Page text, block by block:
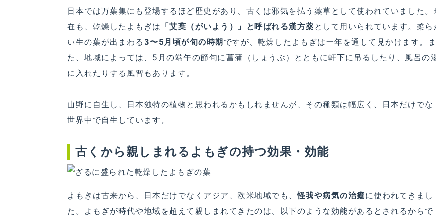
日本では万葉集にも登場するほど歴史があり、古くは邪気を払う薬草として使われていました。
在も、乾燥したよもぎは
「艾葉（がいよう）」と呼ばれる漢方薬 として用いられています。柔ら
い生の葉が出まわる 3〜5月頃が旬の時期ですが、乾燥したよもぎは一年を通して見かけます。ま
た、地域によっては、5月の端午の節句に菖蒲（しょうぶ）とともに軒下に吊るしたり、風呂の
に入れたりする風習もあります。
山野に自生し、日本独特の植物と思われるかもしれませんが、その種類は幅広く、日本だけでな
世界中で自生しています。
古くから親しまれるよもぎの持つ効果・効能
よもぎは古来から、日本だけでなくアジア、欧米地域でも、怪我や病気の治癒に使われてきまし
た。よもぎが時代や地域を超えて親しまれてきたのは、以下のような効能があるとされるからで